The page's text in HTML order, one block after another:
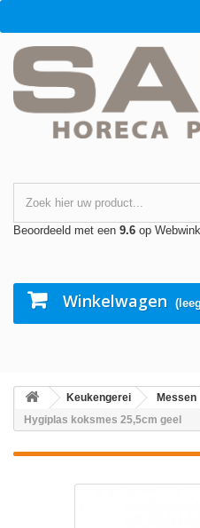
Beoordeeld met een 9.6 op
Winkelwagen
Keukengerei Messen
Hygiplas koksmes 25,5cm geel